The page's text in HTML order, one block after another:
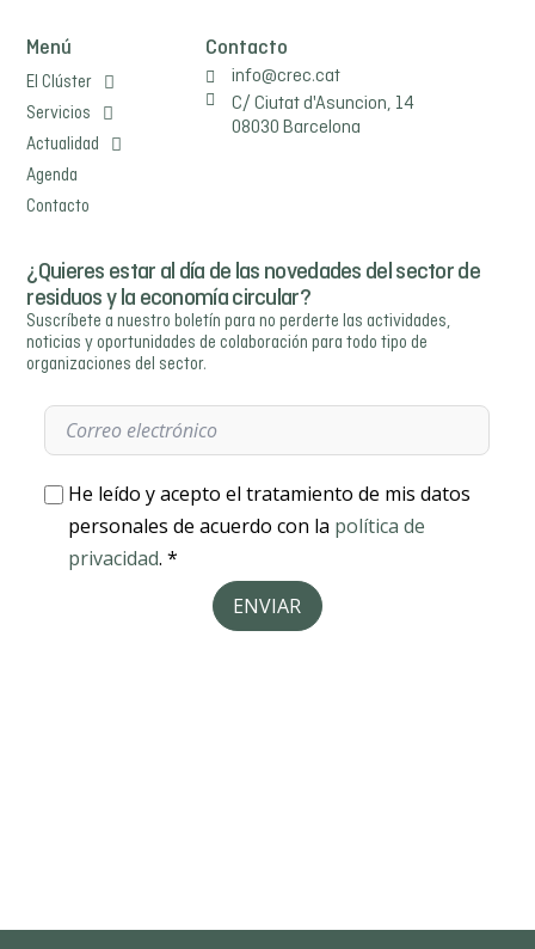
Menú
El Clúster
Servicios
Actualidad
Agenda
Contacto
Contacto
info@crec.cat
C/ Ciutat d'Asuncion, 14
08030 Barcelona
¿Quieres estar al día de las novedades del sector de
residuos y la economía circular?
Suscríbete a nuestro boletín para no perderte las actividades,
noticias y oportunidades de colaboración para todo tipo de
organizaciones del sector.